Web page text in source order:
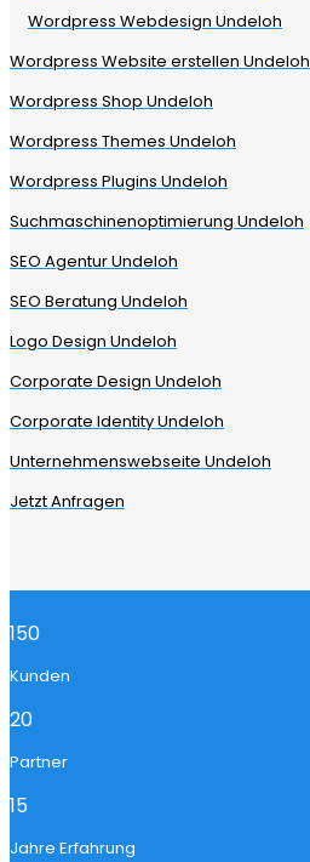
Wordpress Webdesign Undeloh
Wordpress Website erstellen Undeloh
Wordpress Shop Undeloh
Wordpress Themes Undeloh
Wordpress Plugins Undeloh
Suchmaschinenoptimierung Undeloh
SEO Agentur Undeloh
SEO Beratung Undeloh
Logo Design Undeloh
Corporate Design Undeloh
Corporate Identity Undeloh
Unternehmenswebseite Undeloh
Jetzt Anfragen
150
Kunden
20
Partner
15
Jahre Erfahrung